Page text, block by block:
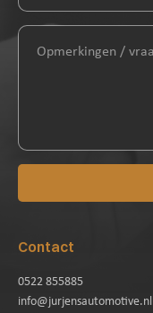
Contact
0522 855885
info@jurjensautomotive.nl